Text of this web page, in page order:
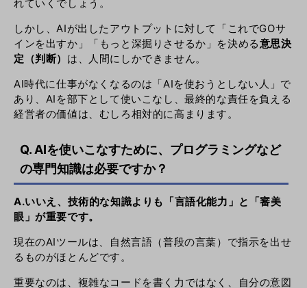
れていくでしょう。
しかし、AIが出したアウトプットに対して「これでGOサ
インを出すか」「もっと深掘りさせるか」を決める意思決
定（判断） は、人間にしかできません。
AI時代に仕事がなくなるのは「AIを使おうとしない人」で
あり、AIを部下として使いこなし、最終的な責任を負える
経営者の価値は、むしろ相対的に高まります。
Q. AIを使いこなすために、プログラミングなど
の専門知識は必要ですか？
A.いいえ、技術的な知識よりも「言語化能力」と「審美
眼」が重要です。
現在のAIツールは、自然言語（普段の言葉）で指示を出せ
るものがほとんどです。
重要なのは、複雑なコードを書く力ではなく、自分の意図